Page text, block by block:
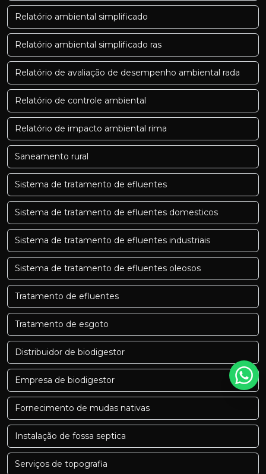
Relatório ambiental simplificado
Relatório ambiental simplificado ras
Relatório de avaliação de desempenho ambiental rada
Relatório de controle ambiental
Relatório de impacto ambiental rima
Saneamento rural
Sistema de tratamento de efluentes
Sistema de tratamento de efluentes domesticos
Sistema de tratamento de efluentes industriais
Sistema de tratamento de efluentes oleosos
Tratamento de efluentes
Tratamento de esgoto
Distribuidor de biodigestor
Empresa de biodigestor
Fornecimento de mudas nativas
Instalação de fossa septica
Serviços de topografia